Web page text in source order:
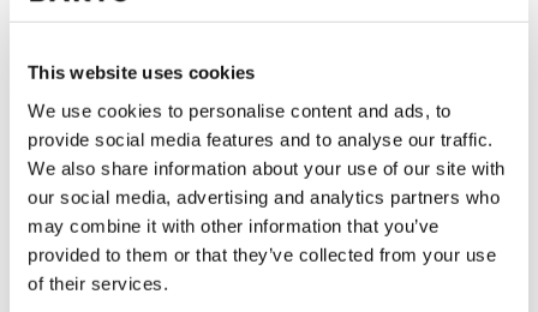
This website uses cookies
We use cookies to personalise content and ads, to
provide social media features and to analyse our traffic.
We also share information about your use of our site with
our social media, advertising and analytics partners who
may combine it with other information that you’ve
provided to them or that they’ve collected from your use
of their services.